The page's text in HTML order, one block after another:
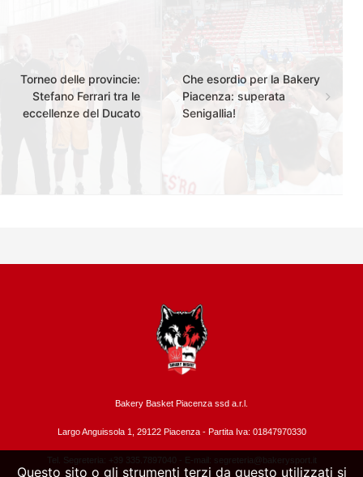
Torneo delle provincie:
Stefano Ferrari tra le
eccellenze del Ducato
Che esordio per la Bakery
Piacenza: superata
Senigallia!
Bakery Basket Piacenza ssd a.r.l.
Largo Anguissola 1, 29122 Piacenza - Partita Iva: 01847970330
Tel. Segreteria: +39 335.7897040 - E-mail: segreteria@bakerysport.it
Questo sito o gli strumenti terzi da questo utilizzati si